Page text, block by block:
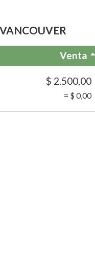
Venta
$ 2.500,00
= $ 0,00